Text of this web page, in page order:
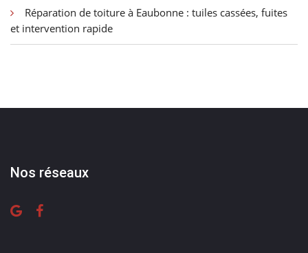
Réparation de toiture à Eaubonne : tuiles cassées, fuites
et intervention rapide
Nos réseaux